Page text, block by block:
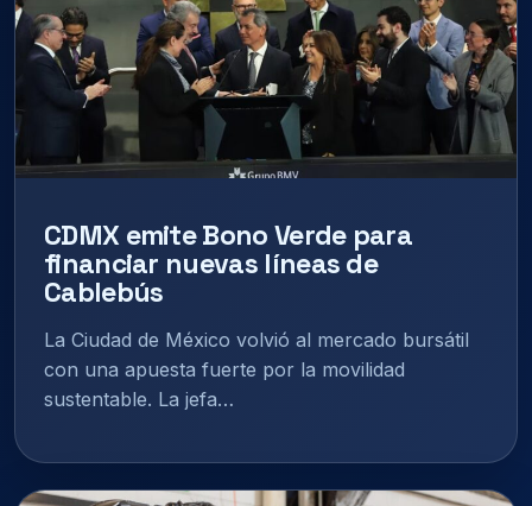
CDMX emite Bono Verde para
financiar nuevas líneas de
Cablebús
La Ciudad de México volvió al mercado bursátil
con una apuesta fuerte por la movilidad
sustentable. La jefa…